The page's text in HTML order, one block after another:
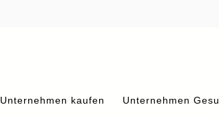
Unternehmen kaufen Unternehmen